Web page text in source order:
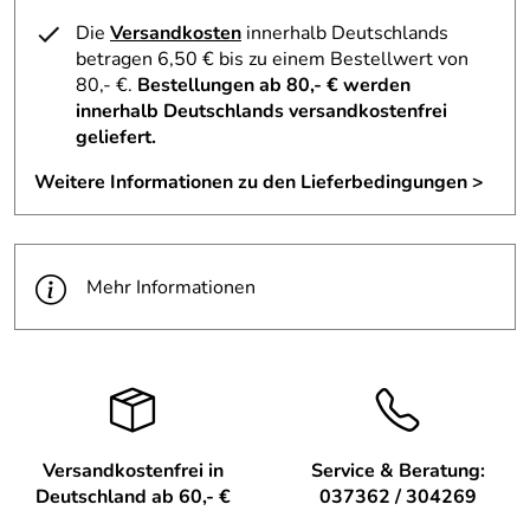
Herstellungsort: Kurort Seiffen, Erzgebirge
Verwendung & Funktion – Schwibbogen Seiffen Hiemann
elektrisch – BxHxT ca. 70x40x5 cm
Einstecken, einschalten, staunen.
Dieser Schwibbogen verbreitet nicht nur Licht, sondern
auch Wärme und Erinnerungen an das Leben und Schaffen
im Erzgebirge.
Fensterbänke, Anrichten oder als stimmungsvolles
– BxHxT ca. 70x40x5 cm
1x Schwibbogen Seiffen Hiemann mit elektrischer
Beleuchtung
Anschlusskabel mit Stecker & Schalter
Die Versandkosten innerhalb Deutschlands
betragen 6,50 € bis zu einem Bestellwert von
80,- €. Bestellungen ab 80,- € werden
innerhalb Deutschlands versandkostenfrei
geliefert.
Weitere Informationen zu den Lieferbedingungen >
Mehr Informationen
Versandkostenfrei in
Deutschland ab 60,- €
Service & Beratung:
037362 / 304269